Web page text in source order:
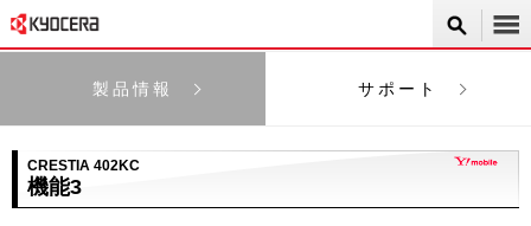
製品情報 サポート
CRESTIA 402KC
機能3